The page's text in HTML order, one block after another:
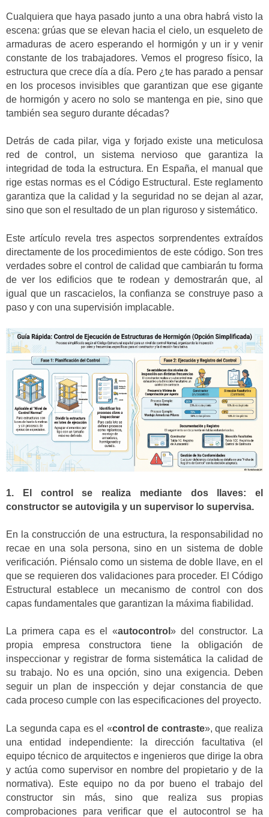
Cualquiera que haya pasado junto a una obra habrá visto la
escena: grúas que se elevan hacia el cielo, un esqueleto de
armaduras de acero esperando el hormigón y un ir y venir
constante de los trabajadores. Vemos el progreso físico, la
estructura que crece día a día. Pero ¿te has parado a pensar
en los procesos invisibles que garantizan que ese gigante
de hormigón y acero no solo se mantenga en pie, sino que
también sea seguro durante décadas?
Detrás de cada pilar, viga y forjado existe una meticulosa
red de control, un sistema nervioso que garantiza la
integridad de toda la estructura. En España, el manual que
rige estas normas es el Código Estructural. Este reglamento
garantiza que la calidad y la seguridad no se dejan al azar,
sino que son el resultado de un plan riguroso y sistemático.
Este artículo revela tres aspectos sorprendentes extraídos
directamente de los procedimientos de este código. Son tres
verdades sobre el control de calidad que cambiarán tu forma
de ver los edificios que te rodean y demostrarán que, al
igual que un rascacielos, la confianza se construye paso a
paso y con una supervisión implacable.
1. El control se realiza mediante dos llaves: el
constructor se autovigila y un supervisor lo supervisa.
En la construcción de una estructura, la responsabilidad no
recae en una sola persona, sino en un sistema de doble
verificación. Piénsalo como un sistema de doble llave, en el
que se requieren dos validaciones para proceder. El Código
Estructural establece un mecanismo de control con dos
capas fundamentales que garantizan la máxima fiabilidad.
La primera capa es el «autocontrol » del constructor. La
propia empresa constructora tiene la obligación de
inspeccionar y registrar de forma sistemática la calidad de
su trabajo. No es una opción, sino una exigencia. Deben
seguir un plan de inspección y dejar constancia de que
cada proceso cumple con las especificaciones del proyecto.
La segunda capa es el «control de contraste», que realiza
una entidad independiente: la dirección facultativa (el
equipo técnico de arquitectos e ingenieros que dirige la obra
y actúa como supervisor en nombre del propietario y de la
normativa). Este equipo no da por bueno el trabajo del
constructor sin más, sino que realiza sus propias
comprobaciones para verificar que el autocontrol se ha